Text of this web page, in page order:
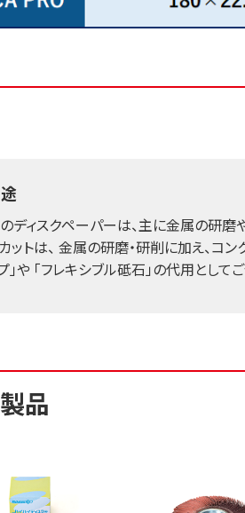
ディスクペーパーは、主に金属の研磨
ットは、 金属の研磨・研削に加え、コ
」や 「フレキシブル砥石」の代用として
品